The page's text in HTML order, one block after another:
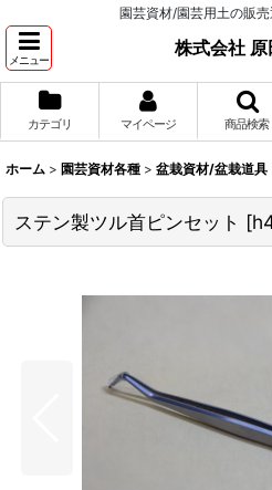
園芸資材/園芸用土の販売
メニュー
株式会社
カテゴリ マイページ 商品検索
ホーム > 園芸資材各種 > 盆栽資材/盆栽道具
ステン製ツル首ピンセット [